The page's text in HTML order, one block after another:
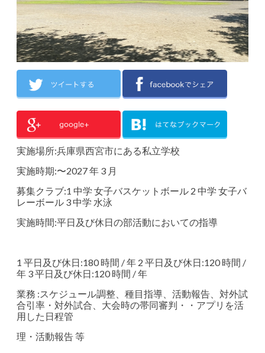
実施場所:兵庫県⻄宮市にある私立学校
実施時期:〜2027 年 3 月
募集クラブ:1 中学 女子バスケットボール 2 中学 女子バ
レーボール 3 中学 水泳
実施時間:平日及び休日の部活動においての指導
1 平日及び休日:180 時間 / 年 2 平日及び休日:120 時間 /
年 3 平日及び休日:120 時間 / 年
業務 :スケジュール調整、種目指導、活動報告、対外試
合引率・対外試合、大会時の帯同審判・・アプリを活
用した日程管
理・活動報告 等